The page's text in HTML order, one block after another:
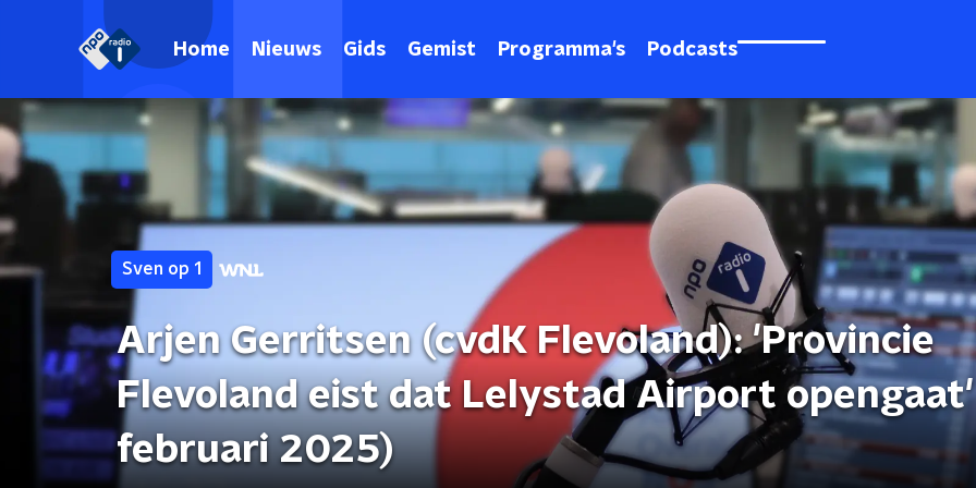
Home Nieuws Gids Gemist Programma's Podcasts
Sven op 1
Arjen Gerritsen (cvdK Flevoland): 'Provincie
Flevoland eist dat Lelystad Airport
februari 2025)